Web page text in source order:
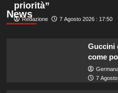
News
priorità”
Redazione 7 Agosto 2026 : 17:50
Guccini
come
7